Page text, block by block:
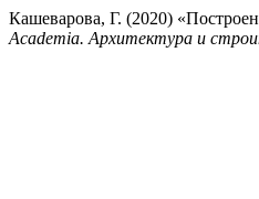
Кашеварова, Г. (2020)
Academia. Архитектура и